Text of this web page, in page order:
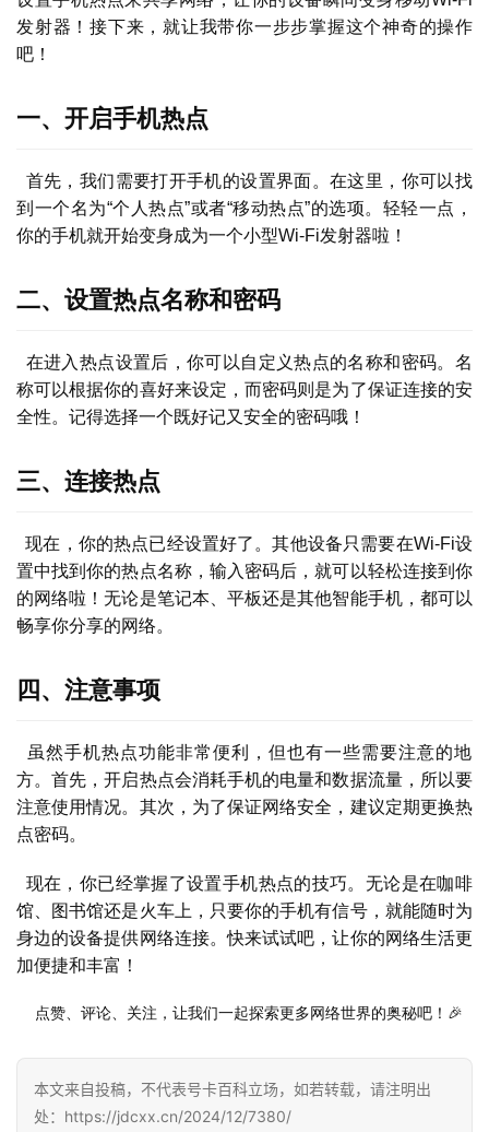
首
页
卡
百
防
诈
知
行
业
资
讯
量
卡
发射器！接下来，就让我带你一步步掌握这个神奇的操作
吧！
一、开启手机热点
到一个名为“个人热点”或者“移动热点”的选项。轻轻一点，
你的手机就开始变身成为一个小型Wi-Fi发射器啦！
二、设置热点名称和密码
称可以根据你的喜好来设定，而密码则是为了保证连接的安
全性。记得选择一个既好记又安全的密码哦！
三、连接热点
  现在，你的热点已经设置好了。其他设备只需要在Wi-Fi设
置中找到你的热点名称，输入密码后，就可以轻松连接到你
的网络啦！无论是笔记本、平板还是其他智能手机，都可以
畅享你分享的网络。
四、注意事项
方。首先，开启热点会消耗手机的电量和数据流量，所以要
注意使用情况。其次，为了保证网络安全，建议定期更换热
点密码。
馆、图书馆还是火车上，只要你的手机有信号，就能随时为
身边的设备提供网络连接。快来试试吧，让你的网络生活更
加便捷和丰富！
  点赞、评论、关注，让我们一起探索更多网络世界的奥秘吧！🎉
本文来自投稿，不代表号卡百科立场，如若转载，请注明出
处：https://jdcxx.cn/2024/12/7380/